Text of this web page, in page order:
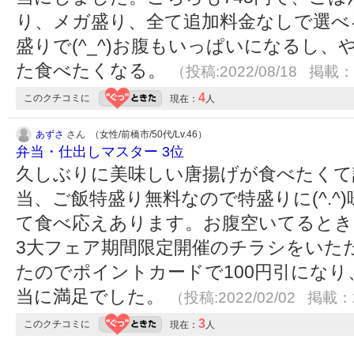
り、メガ盛り、全て追加料金なしで選
盛りで(^_^)お腹もいっぱいになるし、
た食べたくなる。
（投稿:2022/08/18 掲載
このクチコミに 現在： 4人
あずさ さん （女性/前橋市/50代/Lv.46）
弁当・仕出しマスター 3位
久しぶりに美味しい唐揚げが食べたく
当、ご飯特盛り無料なので特盛りに
て食べ応えあります。お腹空いてると
3大フェア期間限定開催のチラシをいた
たのでポイントカードで100円引にな
当に満足でした。
（投稿:2022/02/02 掲載
このクチコミに 現在： 3人